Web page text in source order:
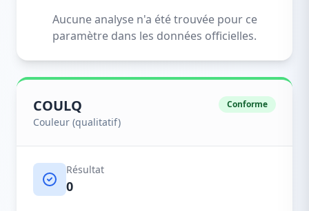
Aucune analyse n'a été trouvée pour ce
paramètre dans les données officielles.
COULQ
Couleur (qualitatif)
Conforme
Résultat
0